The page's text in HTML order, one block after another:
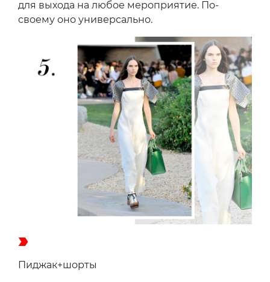
для выхода на любое мероприятие. По-
своему оно универсально.
Пиджак+шорты